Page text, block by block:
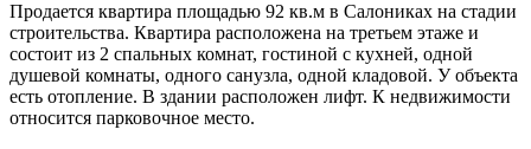
Продается квартира площадью 92 кв.м в Салониках на стадии
строительства. Квартира расположена на третьем этаже и
состоит из 2 спальных комнат, гостиной с кухней, одной
душевой комнаты, одного санузла, одной кладовой. У объекта
есть отопление. В здании расположен лифт. К недвижимости
относится парковочное место.